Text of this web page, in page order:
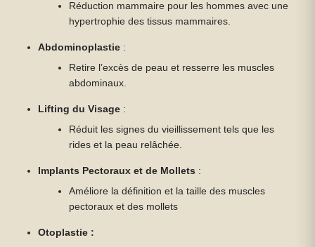
Réduction mammaire pour les hommes avec une
hypertrophie des tissus mammaires.
Abdominoplastie :
Retire l’excès de peau et resserre les muscles
abdominaux.
Lifting du Visage :
Réduit les signes du vieillissement tels que les
rides et la peau relâchée.
Implants Pectoraux et de Mollets :
Améliore la définition et la taille des muscles
pectoraux et des mollets
Otoplastie :